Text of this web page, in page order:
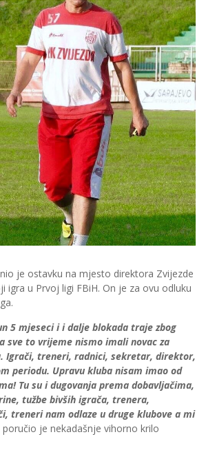
je ostavku na mjesto direktora Zvijezde
igra u Prvoj ligi FBiH. On je za ovu odluku
5 mjeseci i i dalje blokada traje zbog
sve to vrijeme nismo imali novac za
Igrači, treneri, radnici, sekretar, direktor,
periodu. Upravu kluba nisam imao od
Tu su i dugovanja prema dobavljačima,
tužbe bivših igrača, trenera,
treneri nam odlaze u druge klubove a mi
poručio je nekadašnje vihorno krilo